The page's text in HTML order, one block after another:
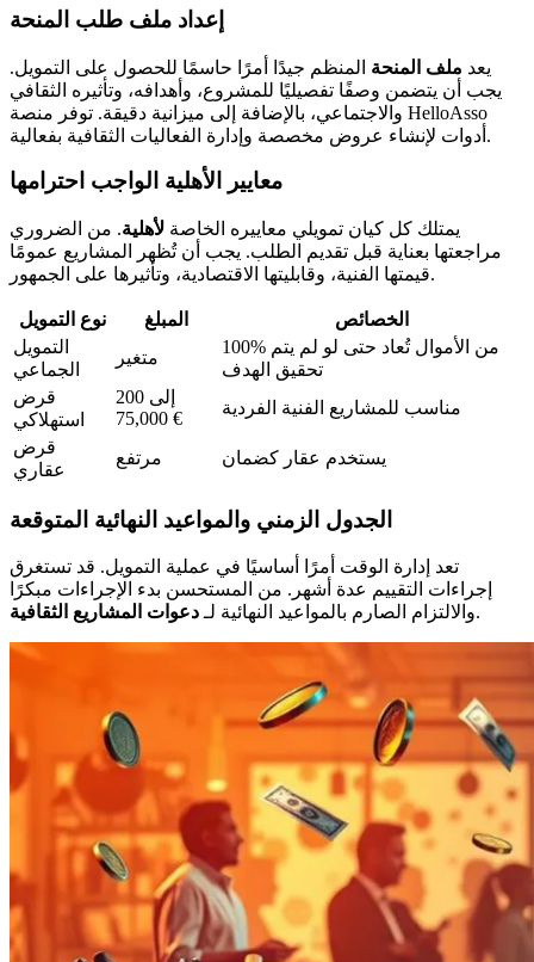
إعداد ملف طلب المنحة
يعد ملف المنحة المنظم جيدًا أمرًا حاسمًا للحصول على التمويل.
يجب أن يتضمن وصفًا تفصيليًا للمشروع، وأهدافه، وتأثيره الثقافي
والاجتماعي، بالإضافة إلى ميزانية دقيقة. توفر منصة HelloAsso
أدوات لإنشاء عروض مخصصة وإدارة الفعاليات الثقافية بفعالية.
معايير الأهلية الواجب احترامها
يمتلك كل كيان تمويلي معاييره الخاصة لأهلية. من الضروري
مراجعتها بعناية قبل تقديم الطلب. يجب أن تُظهر المشاريع عمومًا
قيمتها الفنية، وقابليتها الاقتصادية، وتأثيرها على الجمهور.
نوع التمويل المبلغ
الخصائص
التمويل
الجماعي
متغير
100% من الأموال تُعاد حتى لو لم يتم
تحقيق الهدف
قرض
استهلاكي
200 إلى
75,000 €
مناسب للمشاريع الفنية الفردية
قرض
عقاري
مرتفع يستخدم عقار كضمان
الجدول الزمني والمواعيد النهائية المتوقعة
تعد إدارة الوقت أمرًا أساسيًا في عملية التمويل. قد تستغرق
إجراءات التقييم عدة أشهر. من المستحسن بدء الإجراءات مبكرًا
والالتزام الصارم بالمواعيد النهائية لـ دعوات المشاريع الثقافية .